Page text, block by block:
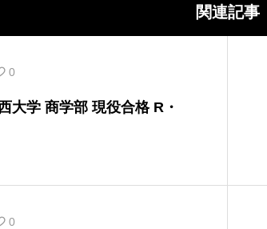
関連記事
0
大学 商学部 現役合格 R・
0